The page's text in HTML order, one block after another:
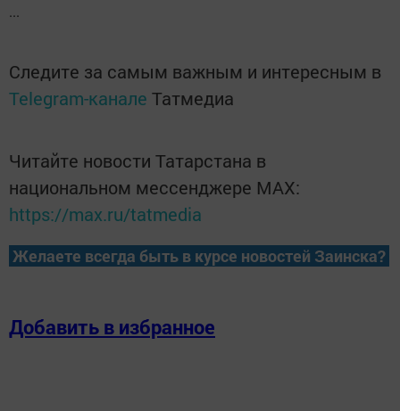
...
Следите за самым важным и интересным в
Telegram-канале Татмедиа
Читайте новости Татарстана в
национальном мессенджере MАХ:
https://max.ru/tatmedia
Желаете всегда быть в курсе новостей Заинска?
Добавить в избранное